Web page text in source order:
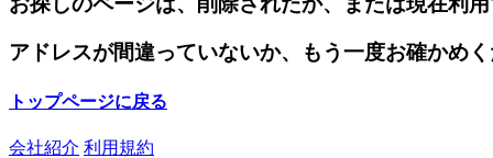
アドレスが間違っていないか、もう一度お確かめ
トップページに戻る
会社紹介 利用規約